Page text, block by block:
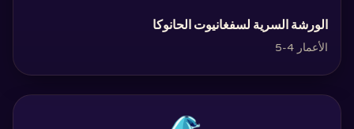
‏الورشة السرية لسفغانيوت الحانوكا‏
الأعمار 4-5